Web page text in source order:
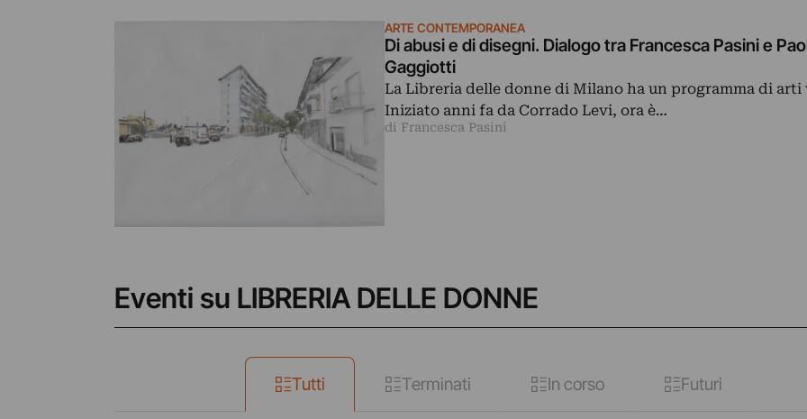
ARTE CONTEMPORANEA
Di abusi e di disegni. Dialogo tra Francesca Pasini e
Gaggiotti
La Libreria delle donne di Milano ha un programma di arti
Iniziato anni fa da Corrado Levi, ora è…
di Francesca Pasini
Eventi su LIBRERIA DELLE DONNE
Tutti Terminati In corso Futuri